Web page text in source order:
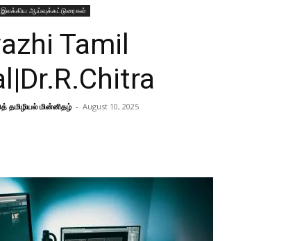
ஆய்வுக்கட்டுரைகள்
Tamil
தமிழியல் மின்னிதழ் - August 10, 2025